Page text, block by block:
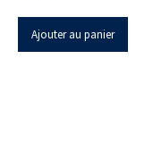
Ajouter au panier